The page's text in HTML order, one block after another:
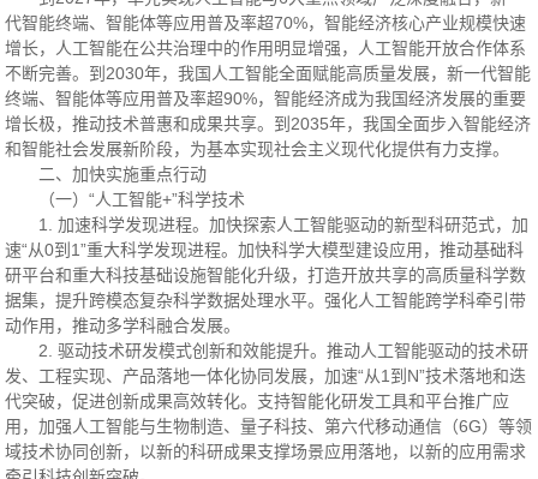
代智能终端、智能体等应用普及率超70%，智能经济核心产业规模快速
增长，人工智能在公共治理中的作用明显增强，人工智能开放合作体系
不断完善。到2030年，我国人工智能全面赋能高质量发展，新一代智能
终端、智能体等应用普及率超90%，智能经济成为我国经济发展的重要
增长极，推动技术普惠和成果共享。到2035年，我国全面步入智能经济
和智能社会发展新阶段，为基本实现社会主义现代化提供有力支撑。
二、加快实施重点行动
（一）“人工智能+”科学技术
1. 加速科学发现进程。加快探索人工智能驱动的新型科研范式，加
速“从0到1”重大科学发现进程。加快科学大模型建设应用，推动基础科
研平台和重大科技基础设施智能化升级，打造开放共享的高质量科学数
据集，提升跨模态复杂科学数据处理水平。强化人工智能跨学科牵引带
动作用，推动多学科融合发展。
2. 驱动技术研发模式创新和效能提升。推动人工智能驱动的技术研
发、工程实现、产品落地一体化协同发展，加速“从1到N”技术落地和迭
代突破，促进创新成果高效转化。支持智能化研发工具和平台推广应
用，加强人工智能与生物制造、量子科技、第六代移动通信（6G）等领
域技术协同创新，以新的科研成果支撑场景应用落地，以新的应用需求